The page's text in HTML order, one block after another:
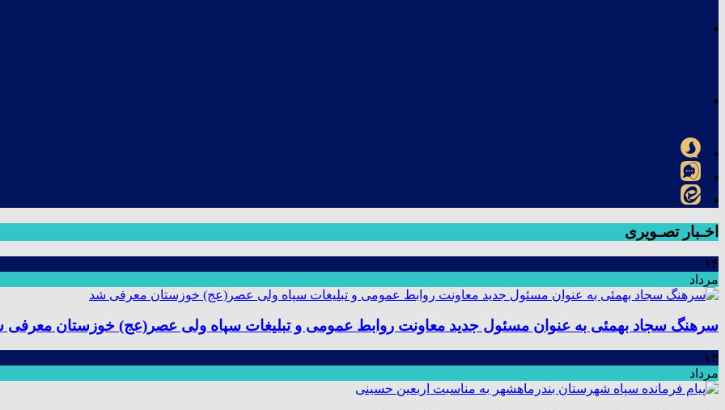
اخـبار تصـویری
۱۴
مرداد
سرهنگ سجاد بهمئی به عنوان مسئول جدید معاونت روابط عمومی و تبلیغات سپاه ولی عصر(عج) خوزستان معرفی
۱۳
مرداد